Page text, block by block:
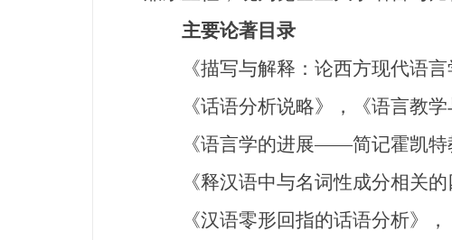
主要论著目录
《描写与解释：论西方现代语言
《话语分析说略》，《语言教学
《语言学的进展——简记霍凯特教
《释汉语中与名词性成分相关的
《汉语零形回指的话语分析》，